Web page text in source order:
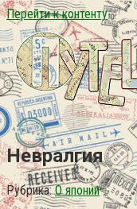
Перейти к контенту
Невралгия
Рубрика: О японии